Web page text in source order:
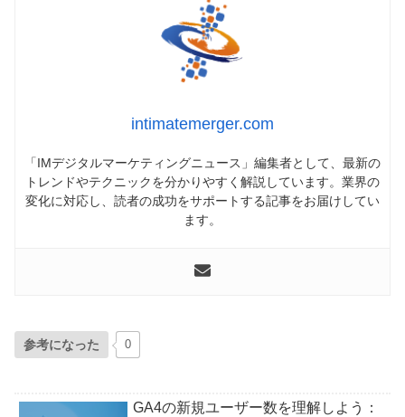
intimatemerger.com
「IMデジタルマーケティングニュース」編集者として、最新の
トレンドやテクニックを分かりやすく解説しています。業界の
変化に対応し、読者の成功をサポートする記事をお届けしてい
ます。
参考になった 0
GA4の新規ユーザー数を理解しよう：